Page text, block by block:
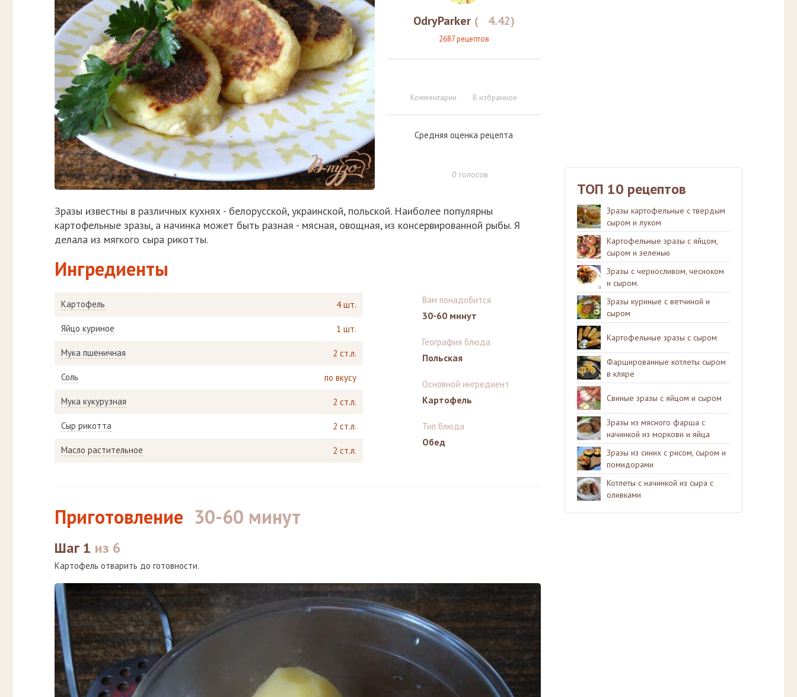
OdryParker ( 4.42)
2687 рецептов
Комментарии В избранное
Средняя оценка рецепта
0 голосов
Зразы известны в различных кухнях - белорусской, украинской, польской. Наиболее популярны
картофельные зразы, а начинка может быть разная - мясная, овощная, из консервированной рыбы. Я
делала из мягкого сыра рикотты.
Ингредиенты
Картофель 4 шт.
Яйцо куриное 1 шт.
Мука пшеничная 2 ст.л.
Соль по вкусу
Мука кукурузная 2 ст.л.
Сыр рикотта 2 ст.л.
Масло растительное 2 ст.л.
Вам понадобится
30-60 минут
География блюда
Польская
Основной ингредиент
Картофель
Тип блюда
Обед
Приготовление 30-60 минут
Шаг 1 из 6
Картофель отварить до готовности.
ТОП 10 рецептов
Зразы картофельные с твердым
сыром и луком
Картофельные зразы с яйцом,
сыром и зеленью
Зразы с черносливом, чесноком
и сыром.
Зразы куриные с ветчиной и
сыром
Картофельные зразы с сыром
Фаршированные котлеты сыром
в кляре
Свиные зразы с яйцом и сыром
Зразы из мясного фарша с
начинкой из моркови и яйца
Зразы из синих с рисом, сыром и
помидорами
Котлеты с начинкой из сыра с
оливками